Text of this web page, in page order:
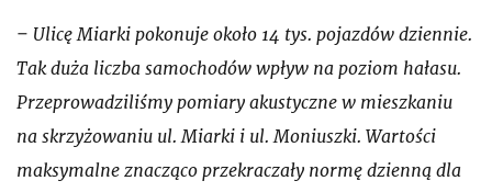
– Ulicę Miarki pokonuje około 14 tys. pojazdów dziennie.
Tak duża liczba samochodów wpływ na poziom hałasu.
Przeprowadziliśmy pomiary akustyczne w mieszkaniu
na skrzyżowaniu ul. Miarki i ul. Moniuszki. Wartości
maksymalne znacząco przekraczały normę dzienną dla